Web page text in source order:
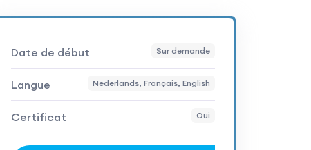
Date de début Sur demande
Langue Nederlands, Français, English
Certificat Oui